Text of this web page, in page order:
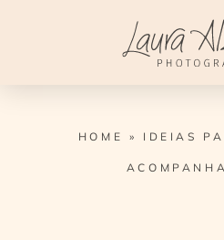
HOME » IDEIAS